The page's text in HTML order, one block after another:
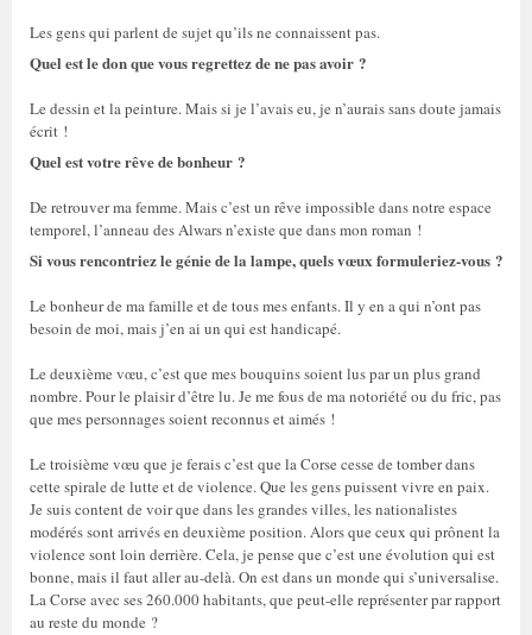
Les gens qui parlent de sujet qu’ils ne connaissent pas.
Quel est le don que vous regrettez de ne pas avoir ?
Le dessin et la peinture. Mais si je l’avais eu, je n’aurais sans doute jamais
écrit !
Quel est votre rêve de bonheur ?
De retrouver ma femme. Mais c’est un rêve impossible dans notre espace
temporel, l’anneau des Alwars n’existe que dans mon roman !
Si vous rencontriez le génie de la lampe, quels vœux formuleriez-vous ?
Le bonheur de ma famille et de tous mes enfants. Il y en a qui n’ont pas
besoin de moi, mais j’en ai un qui est handicapé.
Le deuxième vœu, c’est que mes bouquins soient lus par un plus grand
nombre. Pour le plaisir d’être lu. Je me fous de ma notoriété ou du fric, pas
que mes personnages soient reconnus et aimés !
Le troisième vœu que je ferais c’est que la Corse cesse de tomber dans
cette spirale de lutte et de violence. Que les gens puissent vivre en paix.
Je suis content de voir que dans les grandes villes, les nationalistes
modérés sont arrivés en deuxième position. Alors que ceux qui prônent la
violence sont loin derrière. Cela, je pense que c’est une évolution qui est
bonne, mais il faut aller au-delà. On est dans un monde qui s’universalise.
La Corse avec ses 260.000 habitants, que peut-elle représenter par rapport
au reste du monde ?